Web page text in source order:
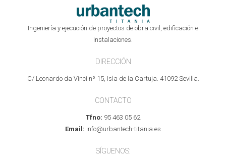
Ingeniería y ejecución de proyectos de obra civil, edificación e
instalaciones.
DIRECCIÓN
C/ Leonardo da Vinci nº 15, Isla de la Cartuja. 41092 Sevilla.
CONTACTO
Tfno: 95 463 05 62
Email: info@urbantech-titania.es
SÍGUENOS: